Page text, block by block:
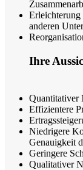
anderen
Ihre
Quantitativer
Effizientere
Niedrigere
Genauigkeit
Geringere
Qualitativer